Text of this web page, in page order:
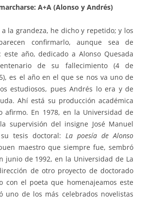
A+A (Alonso y Andrés)
la grandeza, he dicho y repetido; y los
confirmarlo, aunque sea de
año, dedicado a Alonso Quesada
de su fallecimiento (4 de
es el año en el que se nos va uno de
estudiosos, pues Andrés lo era y de
Ahí está su producción académica
afirmo. En 1978, en la Universidad de
supervisión del insigne José Manuel
tesis doctoral: La poesía de Alonso
maestro que siempre fue, sembró
junio de 1992, en la Universidad de La
de otro proyecto de doctorado
con el poeta que homenajeamos este
uno de los más celebrados novelistas